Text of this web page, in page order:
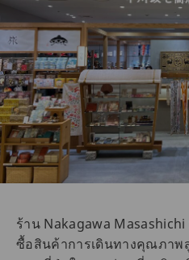
ร้าน Nakagawa
ซื้อสินค้าการเดินทางคุณภาพ